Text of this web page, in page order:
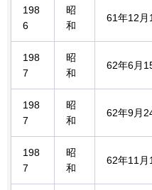
198
6
昭
和
61年12月
198
7
昭
和
62年6月
198
7
昭
和
62年9月
198
7
昭
和
62年11月